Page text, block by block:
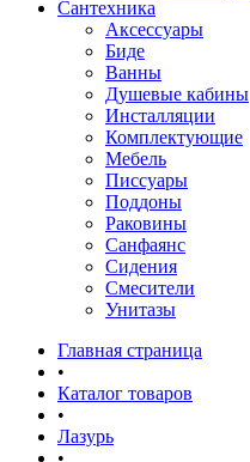
Сантехника
Аксессуары
Биде
Ванны
Душевые кабины
Инсталляции
Комплектующие
Мебель
Писсуары
Поддоны
Раковины
Санфаянс
Сидения
Смесители
Унитазы
Главная страница
•
Каталог товаров
•
Лазурь
•